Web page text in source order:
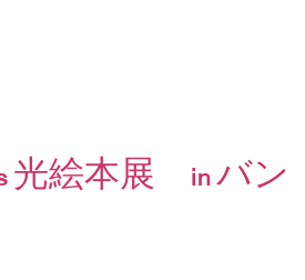
光絵本展 in バン